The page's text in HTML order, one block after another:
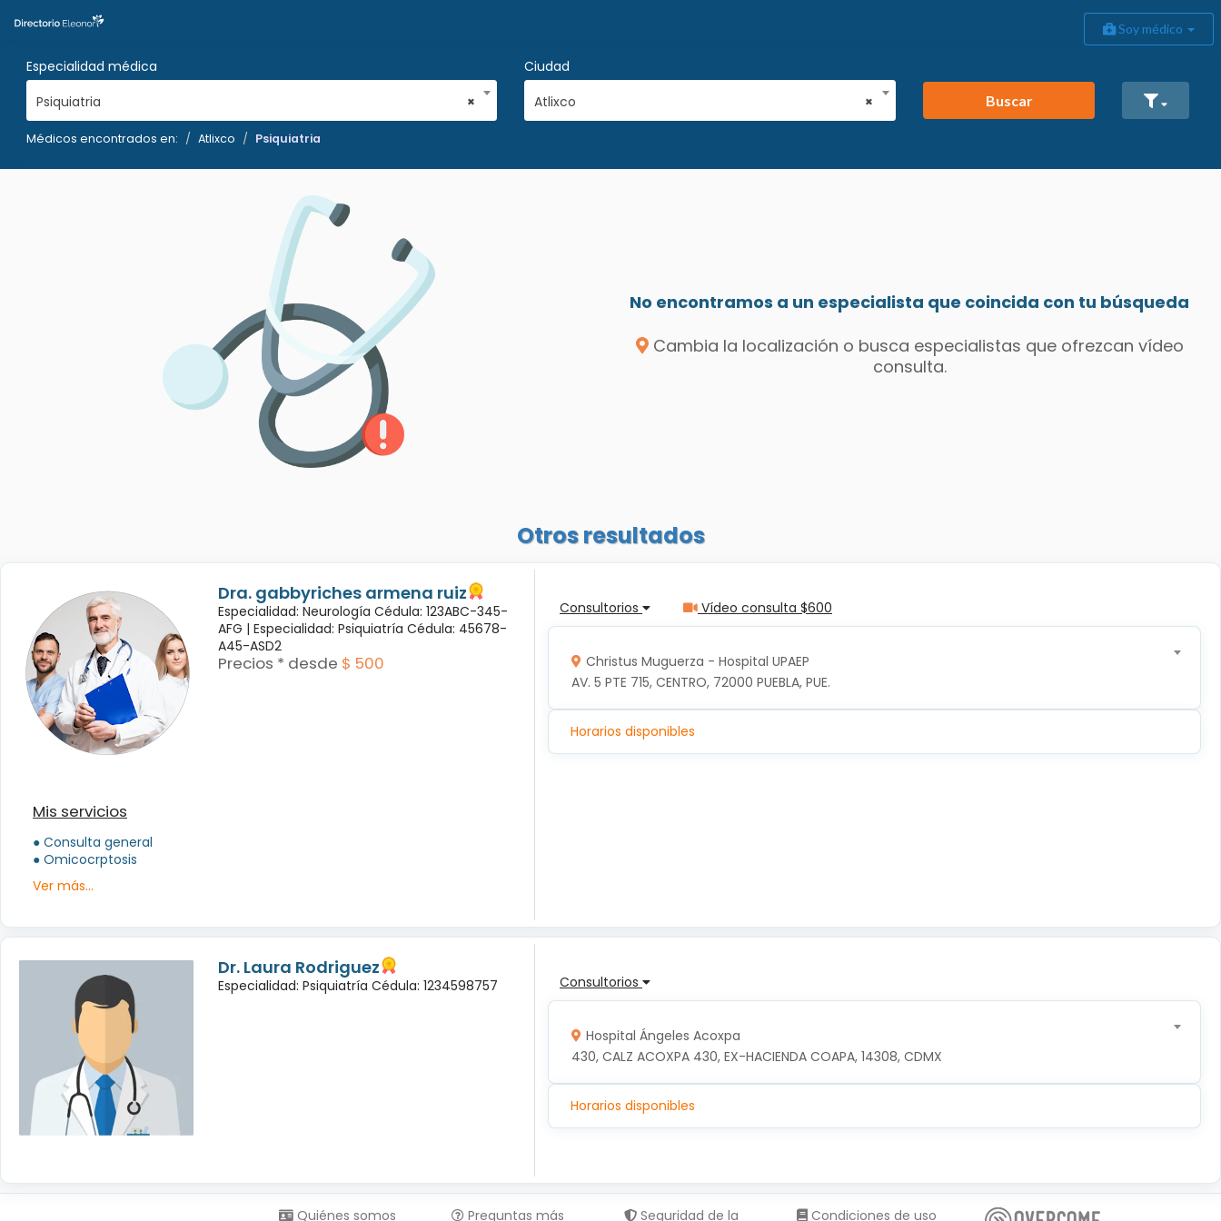
Soy médico
Especialidad médica
×
Psiquiatria
Ciudad
×
Atlixco Buscar
Médicos encontrados en: Atlixco Psiquiatria
No encontramos a un especialista que coincida con tu búsqueda
Cambia la localización o busca especialistas que ofrezcan vídeo
consulta.
Otros resultados
Dra. gabbyriches armena ruiz
Especialidad: Neurología Cédula: 123ABC-345-
AFG | Especialidad: Psiquiatría Cédula: 45678-
A45-ASD2
Precios * desde $ 500
Mis servicios
● Consulta general
● Omicocrptosis
Ver más...
Consultorios Vídeo consulta $600
Christus Muguerza - Hospital UPAEP
AV. 5 PTE 715, CENTRO, 72000 PUEBLA, PUE.
Horarios disponibles
Dr. Laura Rodriguez
Especialidad: Psiquiatría Cédula: 1234598757 Consultorios
Hospital Ángeles Acoxpa
430, CALZ ACOXPA 430, EX-HACIENDA COAPA, 14308, CDMX
Horarios disponibles
Quiénes somos Preguntas más Seguridad de la Condiciones de uso